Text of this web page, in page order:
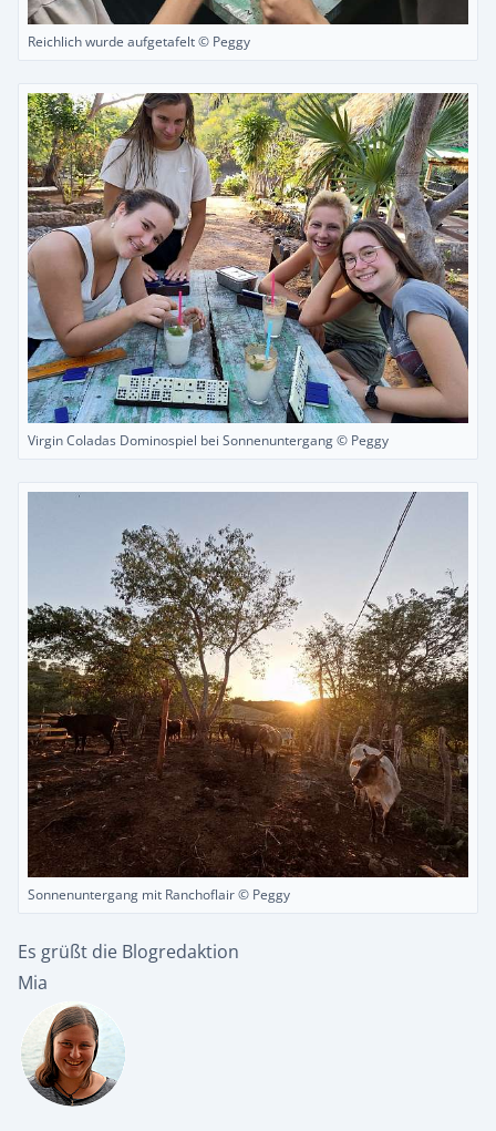
Reichlich wurde aufgetafelt © Peggy
Virgin Coladas Dominospiel bei Sonnenuntergang © Peggy
Sonnenuntergang mit Ranchoflair © Peggy
Es grüßt die Blogredaktion
Mia